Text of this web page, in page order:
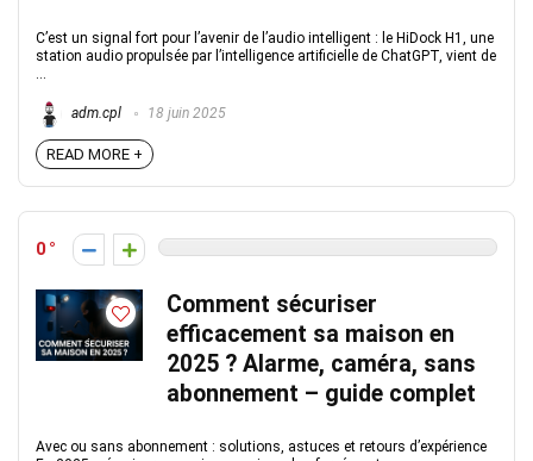
C’est un signal fort pour l’avenir de l’audio intelligent : le HiDock H1, une
station audio propulsée par l’intelligence artificielle de ChatGPT, vient de
...
adm.cpl 18 juin 2025
READ MORE +
0
Comment sécuriser
efficacement sa maison en
2025 ? Alarme, caméra, sans
abonnement – guide complet
Avec ou sans abonnement : solutions, astuces et retours d’expérience